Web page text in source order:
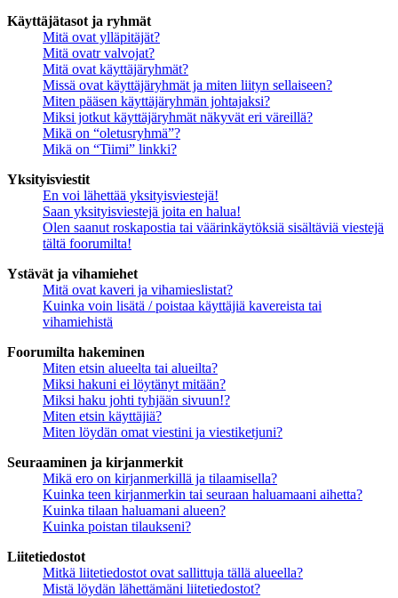
Käyttäjätasot ja ryhmät
Mitä ovat ylläpitäjät?
Mitä ovatr valvojat?
Mitä ovat käyttäjäryhmät?
Missä ovat käyttäjäryhmät ja miten liityn sellaiseen?
Miten pääsen käyttäjäryhmän johtajaksi?
Miksi jotkut käyttäjäryhmät näkyvät eri väreillä?
Mikä on “oletusryhmä”?
Mikä on “Tiimi” linkki?
Yksityisviestit
En voi lähettää yksityisviestejä!
Saan yksityisviestejä joita en halua!
Olen saanut roskapostia tai väärinkäytöksiä sisältäviä viestejä
tältä foorumilta!
Ystävät ja vihamiehet
Mitä ovat kaveri ja vihamieslistat?
Kuinka voin lisätä / poistaa käyttäjiä kavereista tai
vihamiehistä
Foorumilta hakeminen
Miten etsin alueelta tai alueilta?
Miksi hakuni ei löytänyt mitään?
Miksi haku johti tyhjään sivuun!?
Miten etsin käyttäjiä?
Miten löydän omat viestini ja viestiketjuni?
Seuraaminen ja kirjanmerkit
Mikä ero on kirjanmerkillä ja tilaamisella?
Kuinka teen kirjanmerkin tai seuraan haluamaani aihetta?
Kuinka tilaan haluamani alueen?
Kuinka poistan tilaukseni?
Liitetiedostot
Mitkä liitetiedostot ovat sallittuja tällä alueella?
Mistä löydän lähettämäni liitetiedostot?